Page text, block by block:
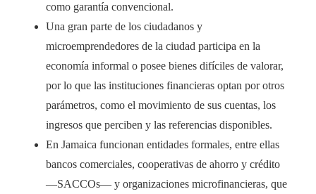
como garantía convencional.
Una gran parte de los ciudadanos y
microemprendedores de la ciudad participa en la
economía informal o posee bienes difíciles de valorar,
por lo que las instituciones financieras optan por otros
parámetros, como el movimiento de sus cuentas, los
ingresos que perciben y las referencias disponibles.
En Jamaica funcionan entidades formales, entre ellas
bancos comerciales, cooperativas de ahorro y crédito
—SACCOs— y organizaciones microfinancieras, que